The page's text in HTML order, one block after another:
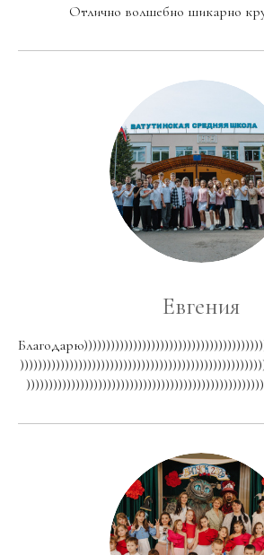
Отлично волшебно шикарно
Евгения